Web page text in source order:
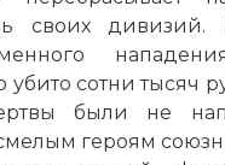
своих дивизий.
сотни тысяч
были не
героям